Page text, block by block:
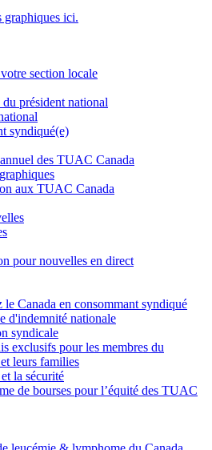
graphiques ici.
section locale
du président national
syndiqué(e)
des TUAC Canada
aux TUAC Canada
pour nouvelles en direct
le Canada en consommant syndiqué
d'indemnité nationale
syndicale
exclusifs pour les membres du
leurs families
la sécurité
de bourses pour l’équité des TUAC